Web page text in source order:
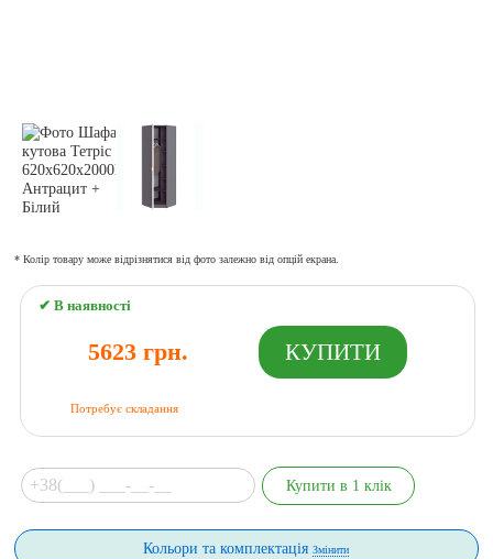
* Колір товару може відрізнятися від фото залежно від опцій екрана.
✔ В наявності
5623 грн.
Потребує складання
Кольори та комплектаціяЗмінити